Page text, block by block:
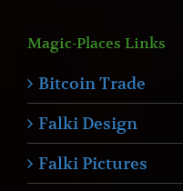
Magic-Places Links
Bitcoin Trade
Falki Design
Falki Pictures